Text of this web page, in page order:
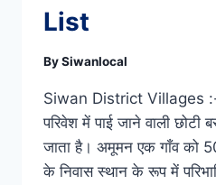
List
BySiwanlocal
Siwan District Villages :-
परिवेश में पाई जाने वाली छोटी
जाता है। अमूमन एक गाँव को
के निवास स्थान के रूप में